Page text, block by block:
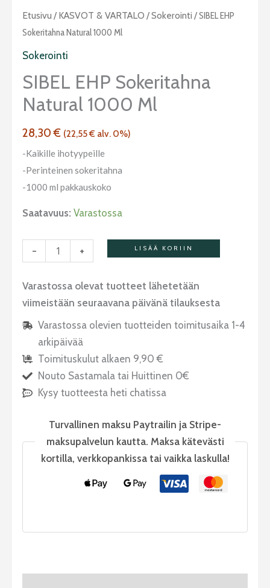
Etusivu / KASVOT & VARTALO /Sokerointi / SIBEL EHP
Sokeritahna Natural 1000 Ml
Sokerointi
SIBEL EHP Sokeritahna
Natural 1000 Ml
28,30€ (22,55€ alv. 0%)
-Kaikille ihotyypeille
-Perinteinen sokeritahna
-1000 ml pakkauskoko
Saatavuus: Varastossa
-
SIBEL
EHP
sokeritahna
1000
ml
+ LISÄÄ KORIIN
Varastossa olevat tuotteet lähetetään
viimeistään seuraavana päivänä tilauksesta
Varastossa olevien tuotteiden toimitusaika 1-4
arkipäivää
Toimituskulut alkaen 9,90 €
Nouto Sastamala tai Huittinen 0€
Kysy tuotteesta heti chatissa
Turvallinen maksu Paytrailin ja Stripe-
maksupalvelun kautta. Maksa kätevästi
kortilla, verkkopankissa tai vaikka laskulla!